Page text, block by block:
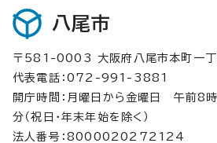
八尾市
〒581-0003 大阪府八尾市本町一
代表電話：072-991-3881
開庁時間：月曜日から金曜日 午前8
分（祝日・年末年始を除く）
法人番号：8000020272124